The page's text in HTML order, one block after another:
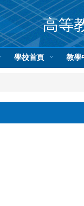
高等
學校首頁 教學